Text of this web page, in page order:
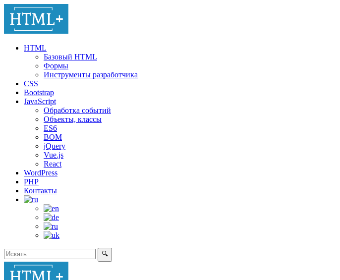
HTML
Базовый HTML
Формы
Инструменты разработчика
CSS
Bootstrap
JavaScript
Обработка событий
Объекты, классы
ES6
BOM
jQuery
Vue.js
React
WordPress
PHP
Контакты
🔍